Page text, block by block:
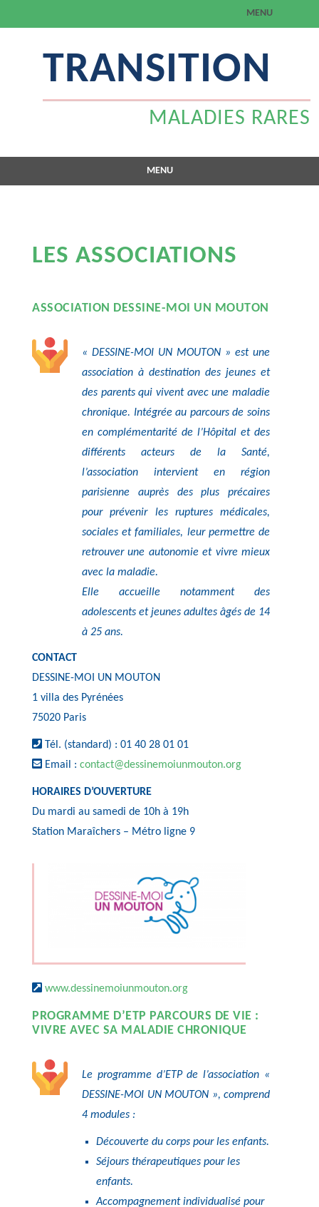
MENU
TRANSITION
MALADIES RARES
MENU
LES ASSOCIATIONS
ASSOCIATION DESSINE-MOI UN MOUTON
« DESSINE-MOI UN MOUTON » est une
association à destination des jeunes et
des parents qui vivent avec une maladie
chronique. Intégrée au parcours de soins
en complémentarité de l’Hôpital et des
différents acteurs de la Santé,
l’association intervient en région
parisienne auprès des plus précaires
pour prévenir les ruptures médicales,
sociales et familiales, leur permettre de
retrouver une autonomie et vivre mieux
avec la maladie.
Elle accueille notamment des
adolescents et jeunes adultes âgés de 14
à 25 ans.
CONTACT
DESSINE-MOI UN MOUTON
1 villa des Pyrénées
75020 Paris
Tél. (standard) : 01 40 28 01 01
Email : contact@dessinemoiunmouton.org
HORAIRES D’OUVERTURE
Du mardi au samedi de 10h à 19h
Station Maraîchers – Métro ligne 9
www.dessinemoiunmouton.org
PROGRAMME D’ETP PARCOURS DE VIE :
VIVRE AVEC SA MALADIE CHRONIQUE
Le programme d’ETP de l’association «
DESSINE-MOI UN MOUTON », comprend
4 modules :
Découverte du corps pour les enfants.
Séjours thérapeutiques pour les
enfants.
Accompagnement individualisé pour